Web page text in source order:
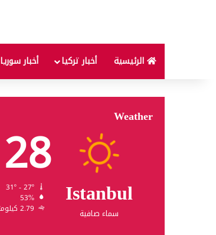
الرئيسية أخبار تركيا أخبار سوريا
Weather
Istanbul
سماء صافية
28
53%
2.79 كيلومتر/ساعة